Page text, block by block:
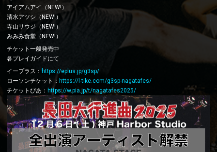
アイアムアイ（NEW!）
清水アツシ（NEW!）
寺山リウジ（NEW!）
みみみ食堂（NEW!）
チケット一般発売中
各プレイガイドにて
イープラス： https://eplus.jp/g3sp/
ローソンチケット： https://l-tike.com/g3sp-nagatafes/
チケットぴあ： https://w.pia.jp/t/nagatafes2025/